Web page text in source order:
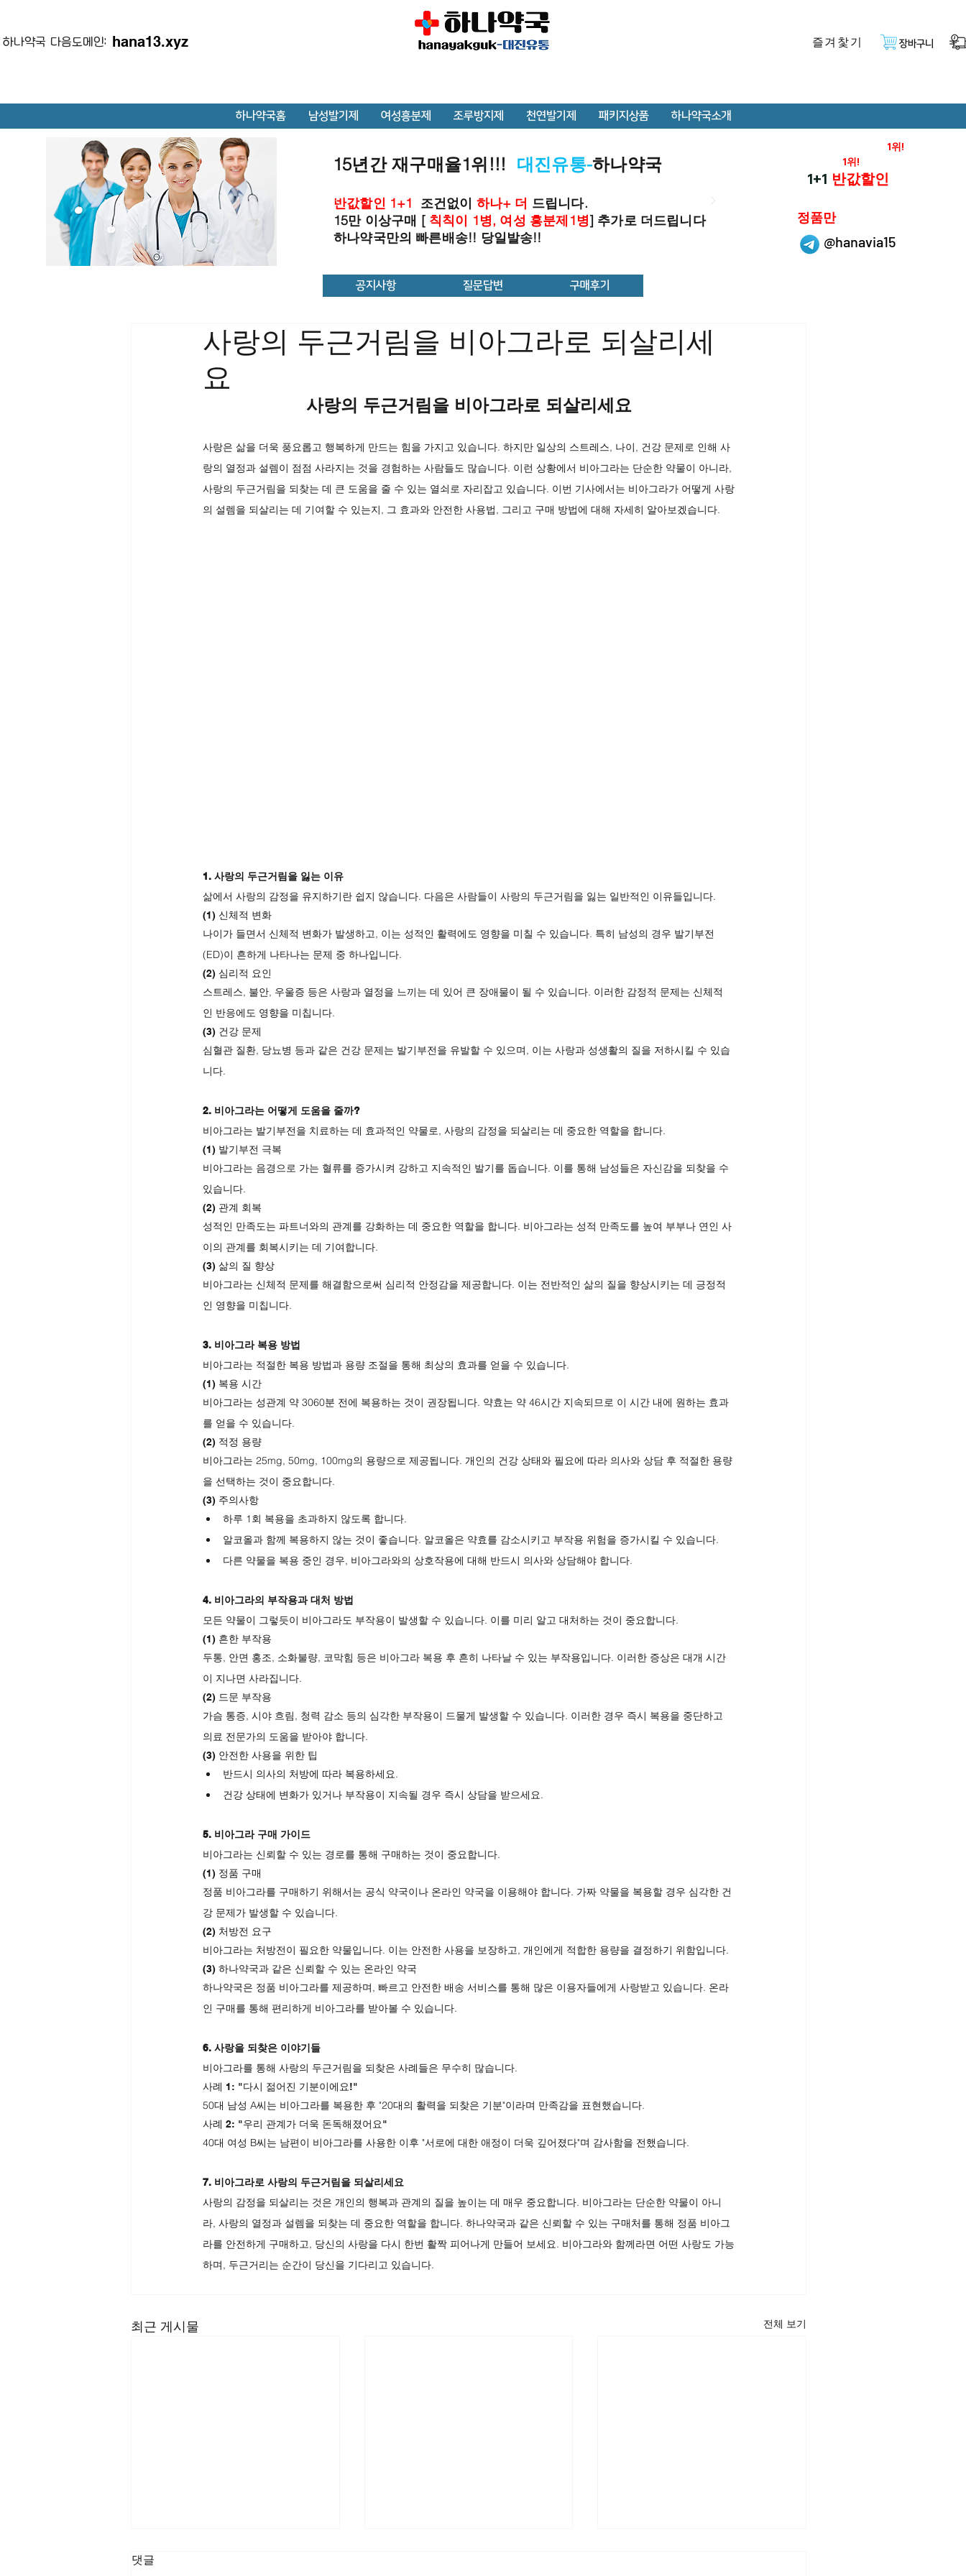
하나약국 다음도메인: hana13.xyz 즐겨찿기 장바구니
하나약국홈 남성발기제 여성흥분제 조루방지제 천연발기제 패키지상품 하나약국소개
15년간 재구매율1위!!! 대진유통-하나약국
반값할인 1+1 조건없이 하나+ 더 드립니다.
15만 이상구매 [ 칙칙이 1병, 여성 흥분제1병] 추가로 더드립니다
하나약국만의 빠른배송!! 당일발송!!
@hanavia15
1위!
1위!
1+1 반값할인
정품만
공지사항 질문답변 구매후기
사랑의 두근거림을 비아그라로 되살리세
요
사랑의 두근거림을 비아그라로 되살리세요
사랑은 삶을 더욱 풍요롭고 행복하게 만드는 힘을 가지고 있습니다. 하지만 일상의 스트레스, 나이, 건강 문제로 인해 사
랑의 열정과 설렘이 점점 사라지는 것을 경험하는 사람들도 많습니다. 이런 상황에서 비아그라는 단순한 약물이 아니라,
사랑의 두근거림을 되찾는 데 큰 도움을 줄 수 있는 열쇠로 자리잡고 있습니다. 이번 기사에서는 비아그라가 어떻게 사랑
의 설렘을 되살리는 데 기여할 수 있는지, 그 효과와 안전한 사용법, 그리고 구매 방법에 대해 자세히 알아보겠습니다.
1. 사랑의 두근거림을 잃는 이유
삶에서 사랑의 감정을 유지하기란 쉽지 않습니다. 다음은 사람들이 사랑의 두근거림을 잃는 일반적인 이유들입니다.
(1) 신체적 변화
나이가 들면서 신체적 변화가 발생하고, 이는 성적인 활력에도 영향을 미칠 수 있습니다. 특히 남성의 경우 발기부전
(ED)이 흔하게 나타나는 문제 중 하나입니다.
(2) 심리적 요인
스트레스, 불안, 우울증 등은 사랑과 열정을 느끼는 데 있어 큰 장애물이 될 수 있습니다. 이러한 감정적 문제는 신체적
인 반응에도 영향을 미칩니다.
(3) 건강 문제
심혈관 질환, 당뇨병 등과 같은 건강 문제는 발기부전을 유발할 수 있으며, 이는 사랑과 성생활의 질을 저하시킬 수 있습
니다.
2. 비아그라는 어떻게 도움을 줄까?
비아그라는 발기부전을 치료하는 데 효과적인 약물로, 사랑의 감정을 되살리는 데 중요한 역할을 합니다.
(1) 발기부전 극복
비아그라는 음경으로 가는 혈류를 증가시켜 강하고 지속적인 발기를 돕습니다. 이를 통해 남성들은 자신감을 되찾을 수
있습니다.
(2) 관계 회복
성적인 만족도는 파트너와의 관계를 강화하는 데 중요한 역할을 합니다. 비아그라는 성적 만족도를 높여 부부나 연인 사
이의 관계를 회복시키는 데 기여합니다.
(3) 삶의 질 향상
비아그라는 신체적 문제를 해결함으로써 심리적 안정감을 제공합니다. 이는 전반적인 삶의 질을 향상시키는 데 긍정적
인 영향을 미칩니다.
3. 비아그라 복용 방법
비아그라는 적절한 복용 방법과 용량 조절을 통해 최상의 효과를 얻을 수 있습니다.
(1) 복용 시간
비아그라는 성관계 약 3060분 전에 복용하는 것이 권장됩니다. 약효는 약 46시간 지속되므로 이 시간 내에 원하는 효과
를 얻을 수 있습니다.
(2) 적정 용량
비아그라는 25mg, 50mg, 100mg의 용량으로 제공됩니다. 개인의 건강 상태와 필요에 따라 의사와 상담 후 적절한 용량
을 선택하는 것이 중요합니다.
(3) 주의사항
하루 1회 복용을 초과하지 않도록 합니다.
알코올과 함께 복용하지 않는 것이 좋습니다. 알코올은 약효를 감소시키고 부작용 위험을 증가시킬 수 있습니다.
다른 약물을 복용 중인 경우, 비아그라와의 상호작용에 대해 반드시 의사와 상담해야 합니다.
4. 비아그라의 부작용과 대처 방법
모든 약물이 그렇듯이 비아그라도 부작용이 발생할 수 있습니다. 이를 미리 알고 대처하는 것이 중요합니다.
(1) 흔한 부작용
두통, 안면 홍조, 소화불량, 코막힘 등은 비아그라 복용 후 흔히 나타날 수 있는 부작용입니다. 이러한 증상은 대개 시간
이 지나면 사라집니다.
(2) 드문 부작용
가슴 통증, 시야 흐림, 청력 감소 등의 심각한 부작용이 드물게 발생할 수 있습니다. 이러한 경우 즉시 복용을 중단하고
의료 전문가의 도움을 받아야 합니다.
(3) 안전한 사용을 위한 팁
반드시 의사의 처방에 따라 복용하세요.
건강 상태에 변화가 있거나 부작용이 지속될 경우 즉시 상담을 받으세요.
5. 비아그라 구매 가이드
비아그라는 신뢰할 수 있는 경로를 통해 구매하는 것이 중요합니다.
(1) 정품 구매
정품 비아그라를 구매하기 위해서는 공식 약국이나 온라인 약국을 이용해야 합니다. 가짜 약물을 복용할 경우 심각한 건
강 문제가 발생할 수 있습니다.
(2) 처방전 요구
비아그라는 처방전이 필요한 약물입니다. 이는 안전한 사용을 보장하고, 개인에게 적합한 용량을 결정하기 위함입니다.
(3) 하나약국과 같은 신뢰할 수 있는 온라인 약국
하나약국은 정품 비아그라를 제공하며, 빠르고 안전한 배송 서비스를 통해 많은 이용자들에게 사랑받고 있습니다. 온라
인 구매를 통해 편리하게 비아그라를 받아볼 수 있습니다.
6. 사랑을 되찾은 이야기들
비아그라를 통해 사랑의 두근거림을 되찾은 사례들은 무수히 많습니다.
사례 1: "다시 젊어진 기분이에요!"
50대 남성 A씨는 비아그라를 복용한 후 "20대의 활력을 되찾은 기분"이라며 만족감을 표현했습니다.
사례 2: "우리 관계가 더욱 돈독해졌어요"
40대 여성 B씨는 남편이 비아그라를 사용한 이후 "서로에 대한 애정이 더욱 깊어졌다"며 감사함을 전했습니다.
7. 비아그라로 사랑의 두근거림을 되살리세요
사랑의 감정을 되살리는 것은 개인의 행복과 관계의 질을 높이는 데 매우 중요합니다. 비아그라는 단순한 약물이 아니
라, 사랑의 열정과 설렘을 되찾는 데 중요한 역할을 합니다. 하나약국과 같은 신뢰할 수 있는 구매처를 통해 정품 비아그
라를 안전하게 구매하고, 당신의 사랑을 다시 한번 활짝 피어나게 만들어 보세요. 비아그라와 함께라면 어떤 사랑도 가능
하며, 두근거리는 순간이 당신을 기다리고 있습니다.
최근 게시물 전체 보기
댓글